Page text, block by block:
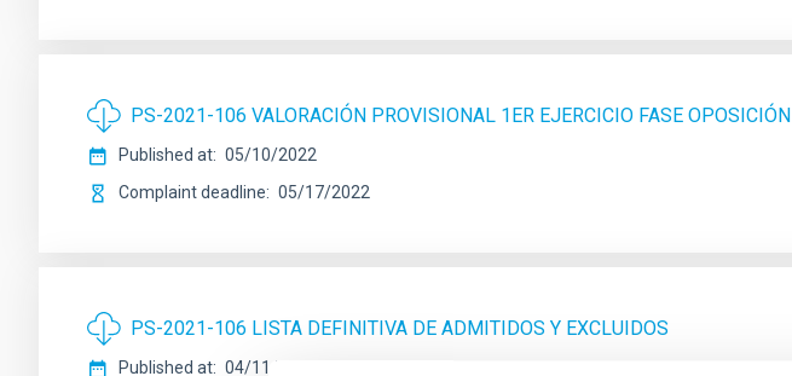
PS-2021-106 VALORACIÓN PROVISIONAL 1ER EJERCICIO FASE OPOSICIÓN
Published at
05/10/2022
Complaint deadline
05/17/2022
PS-2021-106 LISTA DEFINITIVA DE ADMITIDOS Y EXCLUIDOS
Published at 04/11/2022